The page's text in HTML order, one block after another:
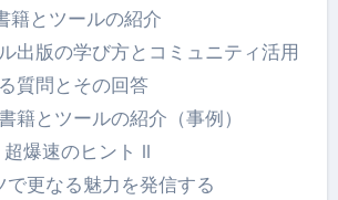
籍とツールの紹介
出版の学び方とコミュニティ活用
質問とその回答
籍とツールの紹介（事例）
爆速のヒント II
で更なる魅力を発信する